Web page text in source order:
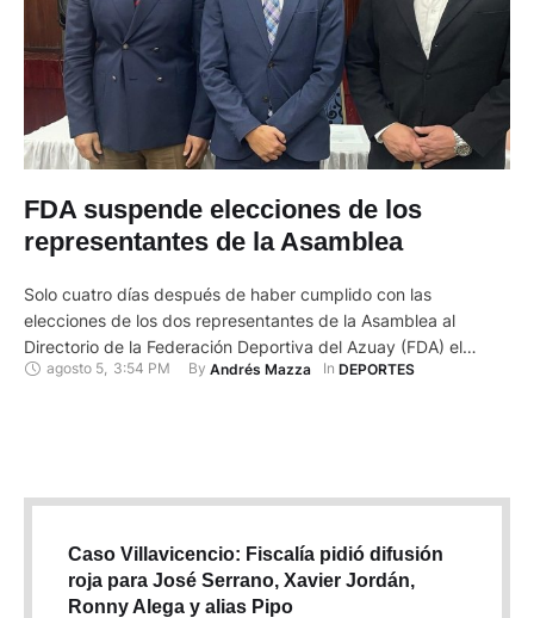
FDA suspende elecciones de los
representantes de la Asamblea
Solo cuatro días después de haber cumplido con las
elecciones de los dos representantes de la Asamblea al
Directorio de la Federación Deportiva del Azuay (FDA) el
pasado 4 de agosto de 2025 la entidad deportiva recibió
agosto 5, 3:54 PM By Andrés Mazza In DEPORTES
Caso Villavicencio: Fiscalía pidió difusión
roja para José Serrano, Xavier Jordán,
Ronny Alega y alias Pipo